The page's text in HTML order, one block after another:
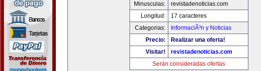
Minusculas:
revistadenoticias.com
Longitud:
17 caracteres
Categorias:
InformaciÃ³n y Noticias
Precio:
Realizar una oferta!
Visitar!
revistadenoticias.com
Serán consideradas ofertas